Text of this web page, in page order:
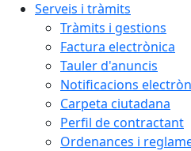
Serveis i tràmits
Tràmits i gestions
Factura electrònica
Tauler d'anuncis
Notificacions
Carpeta ciutadana
Perfil de contractant
Ordenances i